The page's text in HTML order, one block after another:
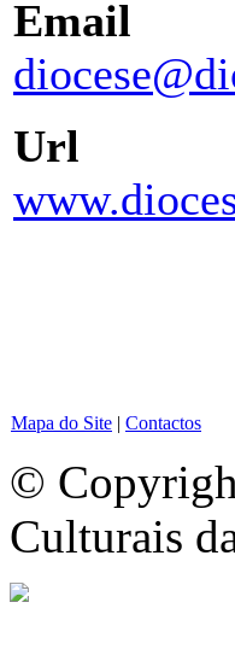
Email
Url
Mapa do Site | Contactos
©
Culturais